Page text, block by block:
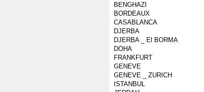
BENGHAZI
BORDEAUX
CASABLANCA
DJERBA
DJERBA _ El BORMA
DOHA
FRANKFURT
GENEVE
GENEVE _ ZURICH
ISTANBUL